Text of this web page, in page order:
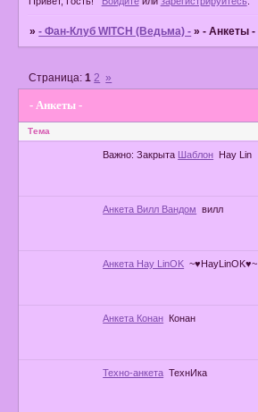
»- Фан-Клуб WITCH (Ведьма) - »- Анкеты -
- Анкеты -
Страница:1 2 »
Тема
Важно: Закрыта Шаблон Hay Lin
Анкета Вилл Вандом вилл
Анкета Hay LinOK ~♥HayLinOK♥~
Анкета Конан Конан
Техно-анкета ТехнИка